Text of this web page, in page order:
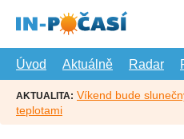
hlavní
Úvod
Aktuálně Radar
AKTUALITA: Víkend bude
teplotami